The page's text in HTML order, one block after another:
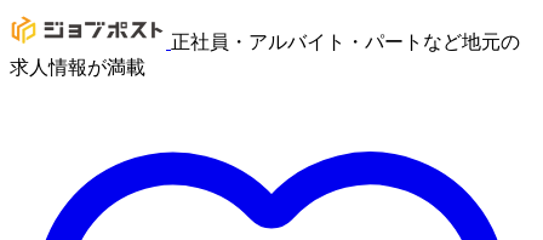
正社員・アルバイト・パートなど地元の
求人情報が満載